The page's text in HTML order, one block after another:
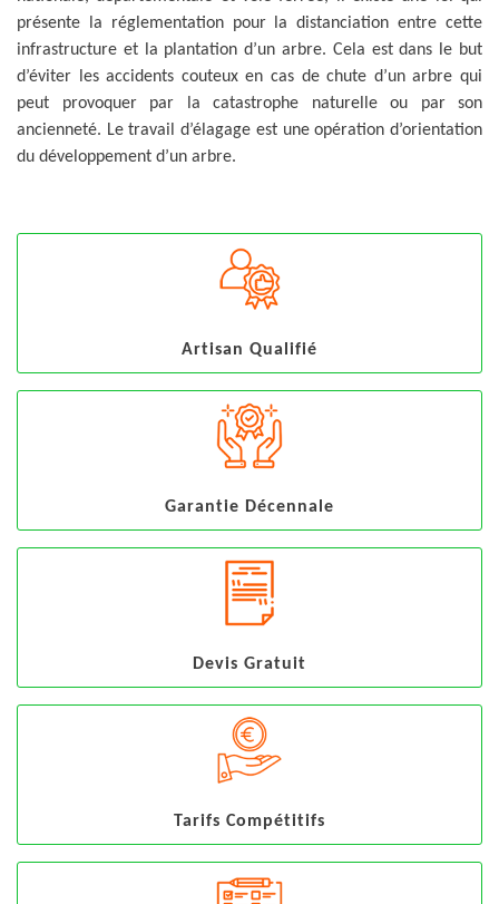
présente la réglementation pour la distanciation entre cette
infrastructure et la plantation d’un arbre. Cela est dans le but
d’éviter les accidents couteux en cas de chute d’un arbre qui
peut provoquer par la catastrophe naturelle ou par son
ancienneté. Le travail d’élagage est une opération d’orientation
du développement d’un arbre.
Artisan Qualifié
Garantie Décennale
Devis Gratuit
Tarifs Compétitifs